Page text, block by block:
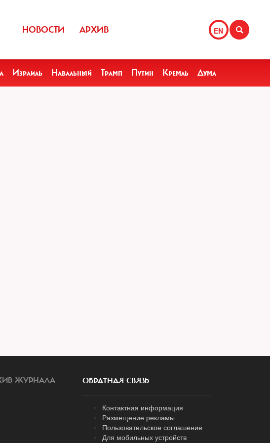
EN
НОВОСТИ АРХИВ
Израиль Навальный Трамп Путин Кремль Дума
ЖУРНАЛА ОБРАТНАЯ СВЯЗЬ
Контактная информация
Размещение рекламы
Пользовательское соглашение
Для мобильных устройств